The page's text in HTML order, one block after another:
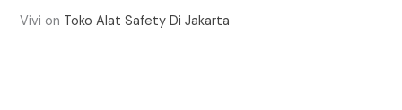
Vivi on Toko Alat Safety Di Jakarta